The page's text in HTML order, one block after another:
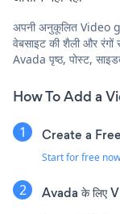
अपनी अनुकूलित Video
वेबसाइट की शैली और
Avada पृष्ठ, पोस्ट,
How To Add a
Create a
Start for free now
Avada के लिए